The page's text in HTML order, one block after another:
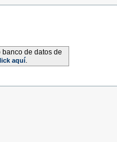
de datos de
aquí.